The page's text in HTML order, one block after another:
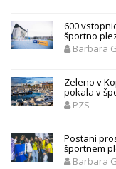
600
športno
Barbara
Zeleno v
pokala v
PZS
Postani
športnem
Barbara